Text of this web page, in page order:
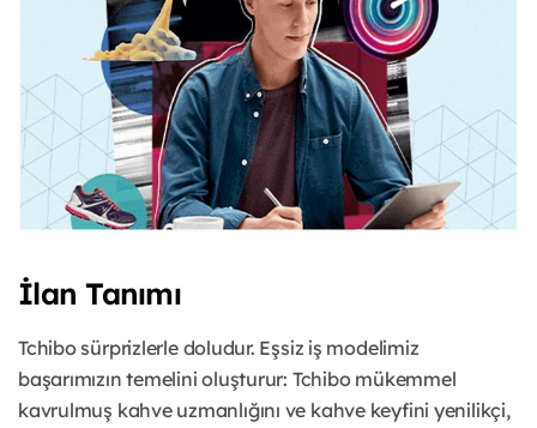
İlan Tanımı
Tchibo sürprizlerle doludur. Eşsiz iş modelimiz
başarımızın temelini oluşturur: Tchibo mükemmel
kavrulmuş kahve uzmanlığını ve kahve keyfini yenilikçi,